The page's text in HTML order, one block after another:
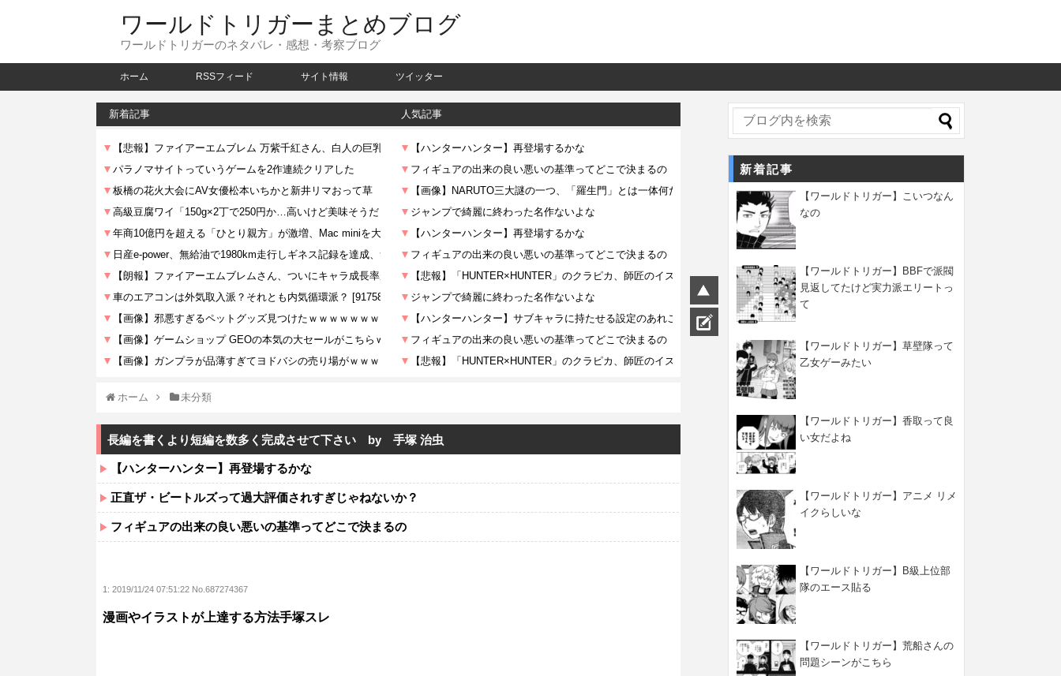
ワールドトリガーまとめブログ
ワールドトリガーのネタバレ・感想・考察ブログ
ホーム RSSフィード サイト情報 ツイッター
新着記事 人気記事
ホーム 未分類
長編を書くより短編を数多く完成させて下さい by 手塚 治虫
【ハンターハンター】再登場するかな
正直ザ・ビートルズって過大評価されすぎじゃねないか？
フィギュアの出来の良い悪いの基準ってどこで決まるの
1: 2019/11/24 07:51:22 No.687274367
漫画やイラストが上達する方法手塚スレ
新着記事
【ワールドトリガー】こいつなん
なの
【ワールドトリガー】BBFで派閥
見返してたけど実力派エリートっ
て
【ワールドトリガー】草壁隊って
乙女ゲーみたい
【ワールドトリガー】香取って良
い女だよね
【ワールドトリガー】アニメ リメ
イクらしいな
【ワールドトリガー】B級上位部
隊のエース貼る
【ワールドトリガー】荒船さんの
問題シーンがこちら